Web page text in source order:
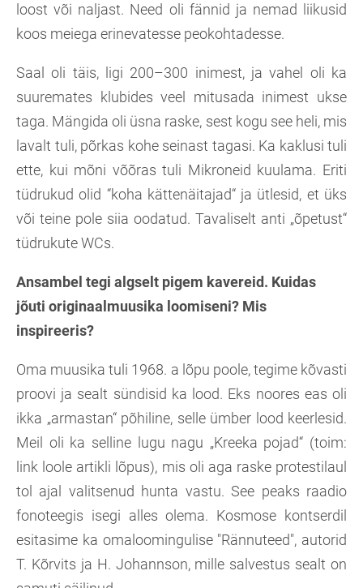
loost või naljast. Need oli fännid ja nemad liikusid
koos meiega erinevatesse peokohtadesse.
Saal oli täis, ligi 200–300 inimest, ja vahel oli ka
suuremates klubides veel mitusada inimest ukse
taga. Mängida oli üsna raske, sest kogu see heli, mis
lavalt tuli, põrkas kohe seinast tagasi. Ka kaklusi tuli
ette, kui mõni võõras tuli Mikroneid kuulama. Eriti
tüdrukud olid “koha kättenäitajad“ ja ütlesid, et üks
või teine pole siia oodatud. Tavaliselt anti „õpetust“
tüdrukute WCs.
Ansambel tegi algselt pigem kavereid. Kuidas
jõuti originaalmuusika loomiseni? Mis
inspireeris?
Oma muusika tuli 1968. a lõpu poole, tegime kõvasti
proovi ja sealt sündisid ka lood. Eks noores eas oli
ikka „armastan“ põhiline, selle ümber lood keerlesid.
Meil oli ka selline lugu nagu „Kreeka pojad“ (toim:
link loole artikli lõpus), mis oli aga raske protestilaul
tol ajal valitsenud hunta vastu. See peaks raadio
fonoteegis isegi alles olema. Kosmose kontserdil
esitasime ka omaloomingulise "Rännuteed", autorid
T. Kõrvits ja H. Johannson, mille salvestus sealt on